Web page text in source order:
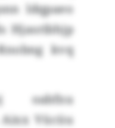
ldqpaeo
Hjasribhjp
kvq
oabfxu
Vücüu